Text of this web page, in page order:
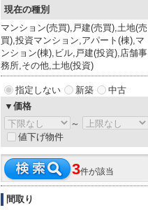
現在の種別
マンション(売買),戸建(売買),土地(売
買),投資マンション,アパート(棟),マ
ンション(棟),ビル,戸建(投資),店舗事
務所,その他,土地(投資)
指定しない 新築
中古
▼価格
～
値下げ物件
3件が該当
間取り